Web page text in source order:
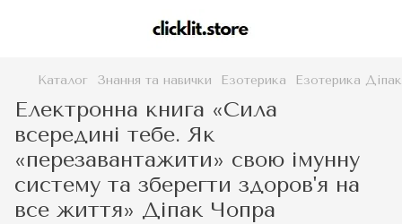
Каталог Знання та навички Езотерика Езотерика
Електронна книга «Сила
всередині тебе. Як
«перезавантажити» свою імунну
систему та зберегти здоров'я на
все життя» Діпак Чопра